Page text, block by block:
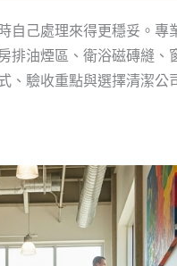
己處理來得更穩妥。專
油煙區、衛浴磁磚縫、
驗收重點與選擇清潔公